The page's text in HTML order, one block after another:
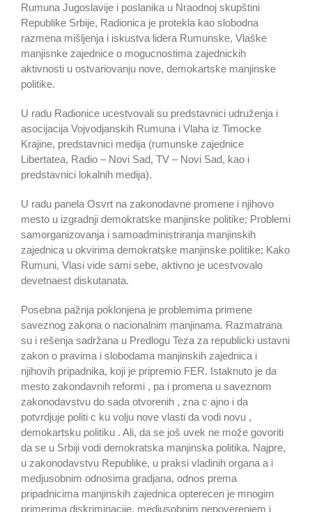
Rumuna Jugoslavije i poslanika u Nraodnoj skupštini
Republike Srbije, Radionica je protekla kao slobodna
razmena mišljenja i iskustva lidera Rumunske, Vlaške
manjisnke zajednice o mogucnostima zajednickih
aktivnosti u ostvariovanju nove, demokartske manjinske
politike.
U radu Radionice ucestvovali su predstavnici udruženja i
asocijacija Vojvodjanskih Rumuna i Vlaha iz Timocke
Krajine, predstavnici medija (rumunske zajednice
Libertatea, Radio – Novi Sad, TV – Novi Sad, kao i
predstavnici lokalnih medija).
U radu panela Osvrt na zakonodavne promene i njihovo
mesto u izgradnji demokratske manjinske politike; Problemi
samorganizovanja i samoadministriranja manjinskih
zajednica u okvirima demokratske manjinske politike; Kako
Rumuni, Vlasi vide sami sebe, aktivno je ucestvovalo
devetnaest diskutanata.
Posebna pažnja poklonjena je problemima primene
saveznog zakona o nacionalnim manjinama. Razmatrana
su i rešenja sadržana u Predlogu Teza za republicki ustavni
zakon o pravima i slobodama manjinskih zajednica i
njihovih pripadnika, koji je pripremio FER. Istaknuto je da
mesto zakondavnih reformi , pa i promena u saveznom
zakonodavstvu do sada otvorenih , zna c ajno i da
potvrdjuje politi c ku volju nove vlasti da vodi novu ,
demokartsku politiku . Ali, da se još uvek ne može govoriti
da se u Srbiji vodi demokratska manjinska politika. Najpre,
u zakonodavstvu Republike, u praksi vladinih organa a i
medjusobnim odnosima gradjana, odnos prema
pripadnicima manjinskih zajednica opterecen je mnogim
primerima diskriminacije, medjusobnim nepoverenjem i